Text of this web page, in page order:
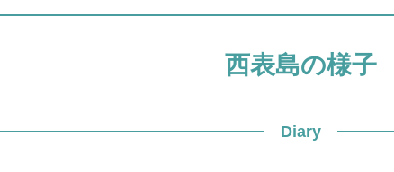
西表島の様子
Diary